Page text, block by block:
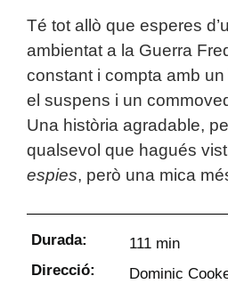
Té tot allò que esperes
ambientat a la Guerra
constant i compta amb
el suspens i un
Una història agradable,
qualsevol que hagués vist
espies, però una mica
Durada:
111 min
Direcció:
Dominic